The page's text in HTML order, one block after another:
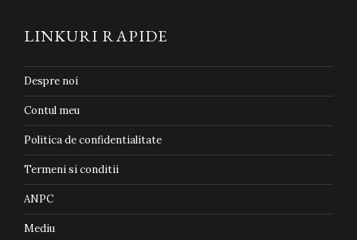
LINKURI RAPIDE
Despre noi
Contul meu
Politica de confidentialitate
Termeni si conditii
ANPC
Mediu